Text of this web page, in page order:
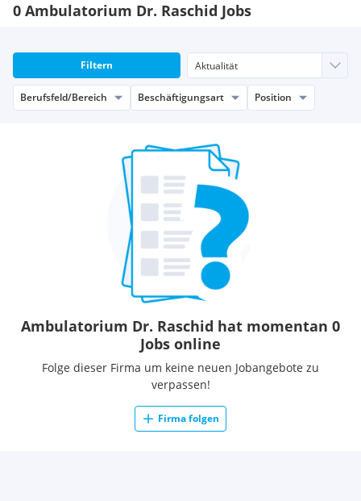
0 Ambulatorium Dr. Raschid Jobs
Filtern
Berufsfeld/Bereich Beschäftigungsart Position
Ambulatorium Dr. Raschid hat momentan 0
Jobs online
Folge dieser Firma um keine neuen Jobangebote zu
verpassen!
Firma folgen